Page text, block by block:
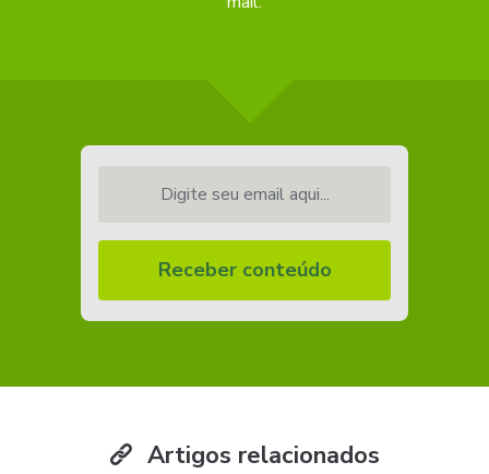
Receber conteúdo
Artigos relacionados